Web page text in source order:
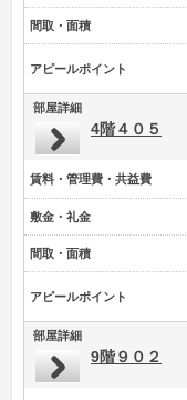
間取・面積
アピールポイント
部屋詳細
4階４０５
賃料・管理費・共益費
敷金・礼金
間取・面積
アピールポイント
部屋詳細
9階９０２